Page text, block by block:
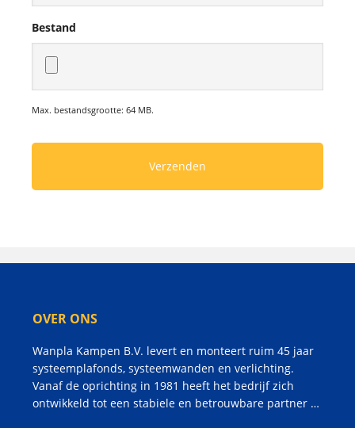
Bestand
Max. bestandsgrootte: 64 MB.
OVER ONS
Wanpla Kampen B.V. levert en monteert ruim 45 jaar
systeemplafonds, systeemwanden en verlichting.
Vanaf de oprichting in 1981 heeft het bedrijf zich
ontwikkeld tot een stabiele en betrouwbare partner …